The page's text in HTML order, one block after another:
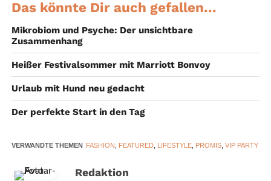
Lange auf diesen Abend
gewartet
Alessandra Meyer-Wölden kam mit ihrer Mutter Antonella und
ihrer Tante Nadja eigens für diesen Anlass an die Isar: „Ich habe
so lange auf diesen Abend gewartet“, erzählte Alessandra
Meyer-Wölden. „Kinga und ich hatten schon im Jahr 2019 eine
dazwischen und das Oktoberfest wurde abgesagt. Das
unser Traum wahr geworden. Die Idee war, dass meine ganze
Das könnte Dir auch gefallen...
Mikrobiom und Psyche: Der unsichtbare
Zusammenhang
Heißer Festivalsommer mit Marriott Bonvoy
Urlaub mit Hund neu gedacht
Der perfekte Start in den Tag
VERWANDTE THEMEN FASHION FEATURED, LIFESTYLE, PROMIS, VIP PARTY
Redaktion